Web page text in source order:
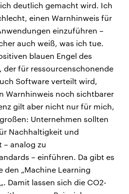
deutlich gemacht wird. Ich
einen Warnhinweis für
einzuführen –
auch weiß, was ich tue.
blauen Engel des
der für ressourcenschonende
Software verteilt wird,
Warnhinweis noch sichtbarer
gilt aber nicht nur für mich,
Unternehmen sollten
Nachhaltigkeit und
– analog zu
– einführen. Da gibt es
den „Machine Learning
Damit lassen sich die CO2-